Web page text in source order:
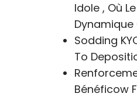
Idole , Où
Dynamique
Sodding
To
Bénéficow